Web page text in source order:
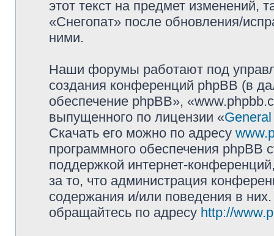
этот текст на предмет изменений,
«Снегопат» после обновления/
ними.
Наши форумы работают под
создания конференций phpBB (в
обеспечение phpBB»,
выпущенного по лицензии «
Скачать его можно по адресу
программного обеспечения phpBB
поддержкой интернет-
за то, что администрация
содержания и/или поведения в
обращайтесь по адресу http://